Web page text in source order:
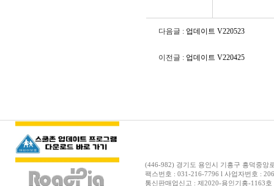
다음글 : 업데이트 V220523
이전글 : 업데이트 V220425
(446-982) 경기도 용인시 기흥구 흥덕중앙
팩스번호 : 031-216-7796 l 사업자번호 :
통신판매업신고 : 제2020-용인기흥-1163